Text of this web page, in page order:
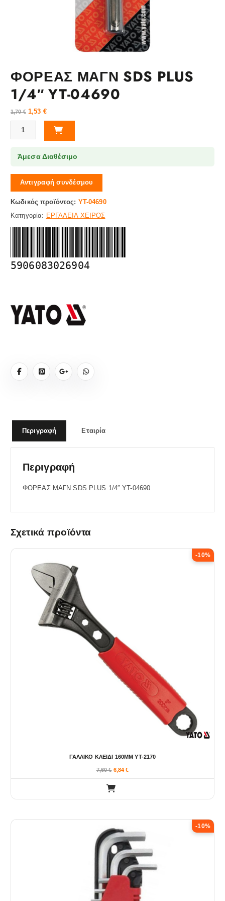
ΦΟΡΕΑΣ ΜΑΓΝ SDS PLUS
1/4″ YT-04690
1,70€ 1,53 €
ΦΟΡΕΑΣ ΜΑΓΝ SDS PLUS 1/4" YT-04690 ποσότητα
Άμεσα Διαθέσιμο
Αντιγραφή συνδέσμου
Κωδικός προϊόντος: YT-04690
Κατηγορία: ΕΡΓΑΛΕΙΑ ΧΕΙΡΟΣ
5906083026904
Περιγραφή Εταιρία
Περιγραφή
ΦΟΡΕΑΣ ΜΑΓΝ SDS PLUS 1/4″ YT-04690
Σχετικά προϊόντα
-10%
ΓΑΛΛΙΚΟ ΚΛΕΙΔΙ 160ΜΜ YT-2170
7,60€ 6,84€
-10%